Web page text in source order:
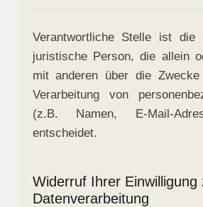
Verantwortliche Stelle ist die
juristische Person, die allein
mit anderen über die
Verarbeitung von
(z.B. Namen, E-Mail-
entscheidet.
Widerruf Ihrer Einwilligung
Datenverarbeitung